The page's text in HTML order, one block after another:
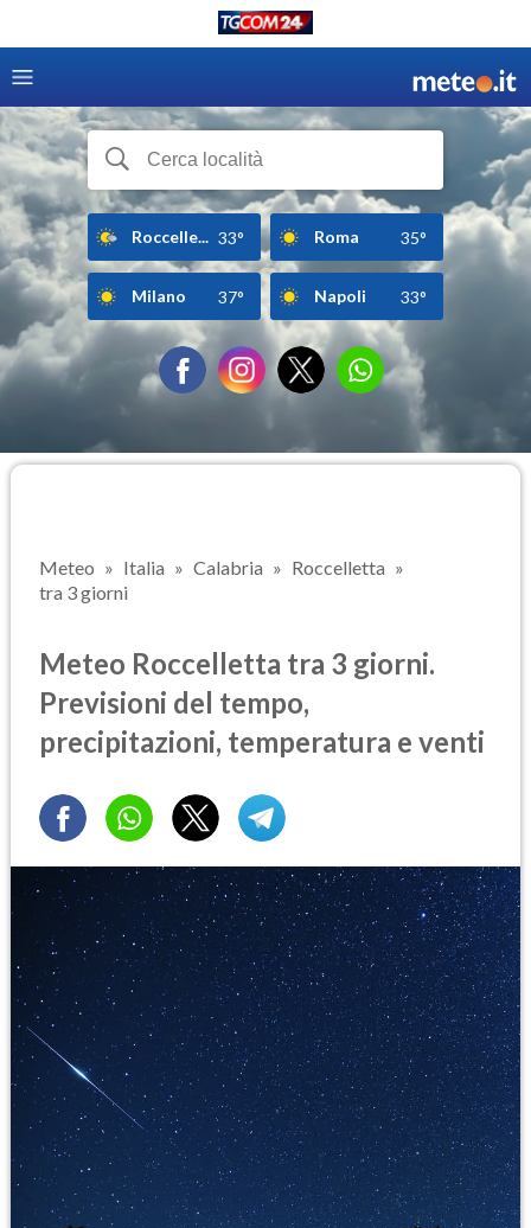
Roccelle... 33° Roma 35°
Milano 37° Napoli 33°
Meteo Italia Calabria
Roccelletta
tra 3 giorni
Meteo Roccelletta tra 3 giorni.
Previsioni del tempo,
precipitazioni, temperatura e venti